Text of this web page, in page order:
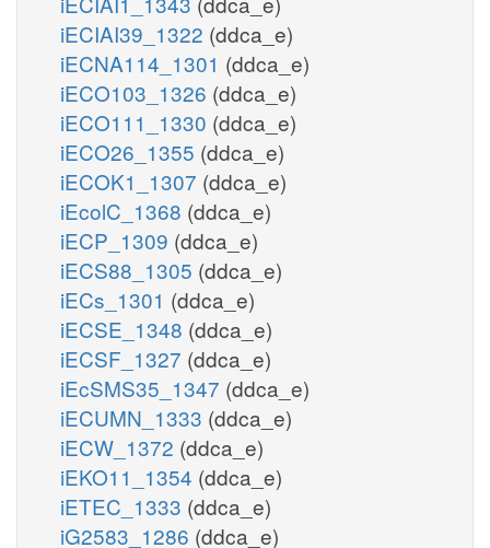
iECIAI39_1322 (ddca_e)
iECNA114_1301 (ddca_e)
iECO103_1326 (ddca_e)
iECO111_1330 (ddca_e)
iECO26_1355 (ddca_e)
iECOK1_1307 (ddca_e)
iEcolC_1368 (ddca_e)
iECP_1309 (ddca_e)
iECS88_1305 (ddca_e)
iECs_1301 (ddca_e)
iECSE_1348 (ddca_e)
iECSF_1327 (ddca_e)
iEcSMS35_1347 (ddca_e)
iECUMN_1333 (ddca_e)
iECW_1372 (ddca_e)
iEKO11_1354 (ddca_e)
iETEC_1333 (ddca_e)
iG2583_1286 (ddca_e)